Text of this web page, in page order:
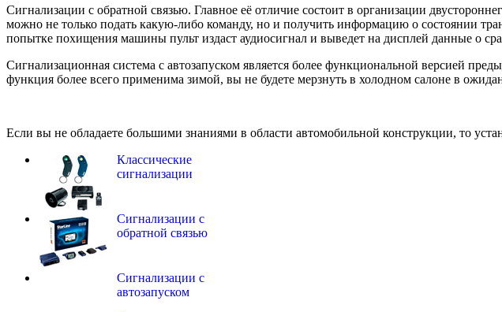
Сигнализации с обратной связью. Главное её отличие состоит в организации
можно не только подать какую-либо команду, но и получить информацию о состоянии
попытке похищения машины пульт издаст аудиосигнал и выведет на дисплей данные о
Сигнализационная система с автозапуском является более функциональной версией
функция более всего применима зимой, вы не будете мерзнуть в холодном салоне в
Если вы не обладаете большими знаниями в области автомобильной конструкции, то
Классические
сигнализации
Сигнализации с
обратной связью
Сигнализации с
автозапуском